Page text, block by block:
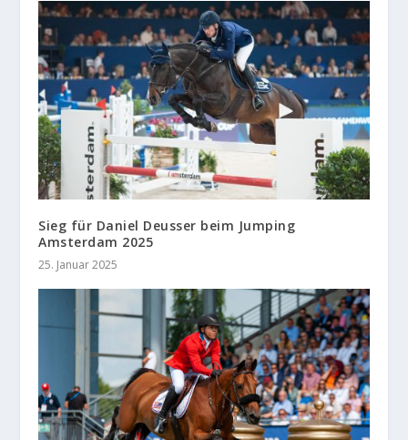
Sieg für Daniel Deusser beim Jumping
Amsterdam 2025
25. Januar 2025